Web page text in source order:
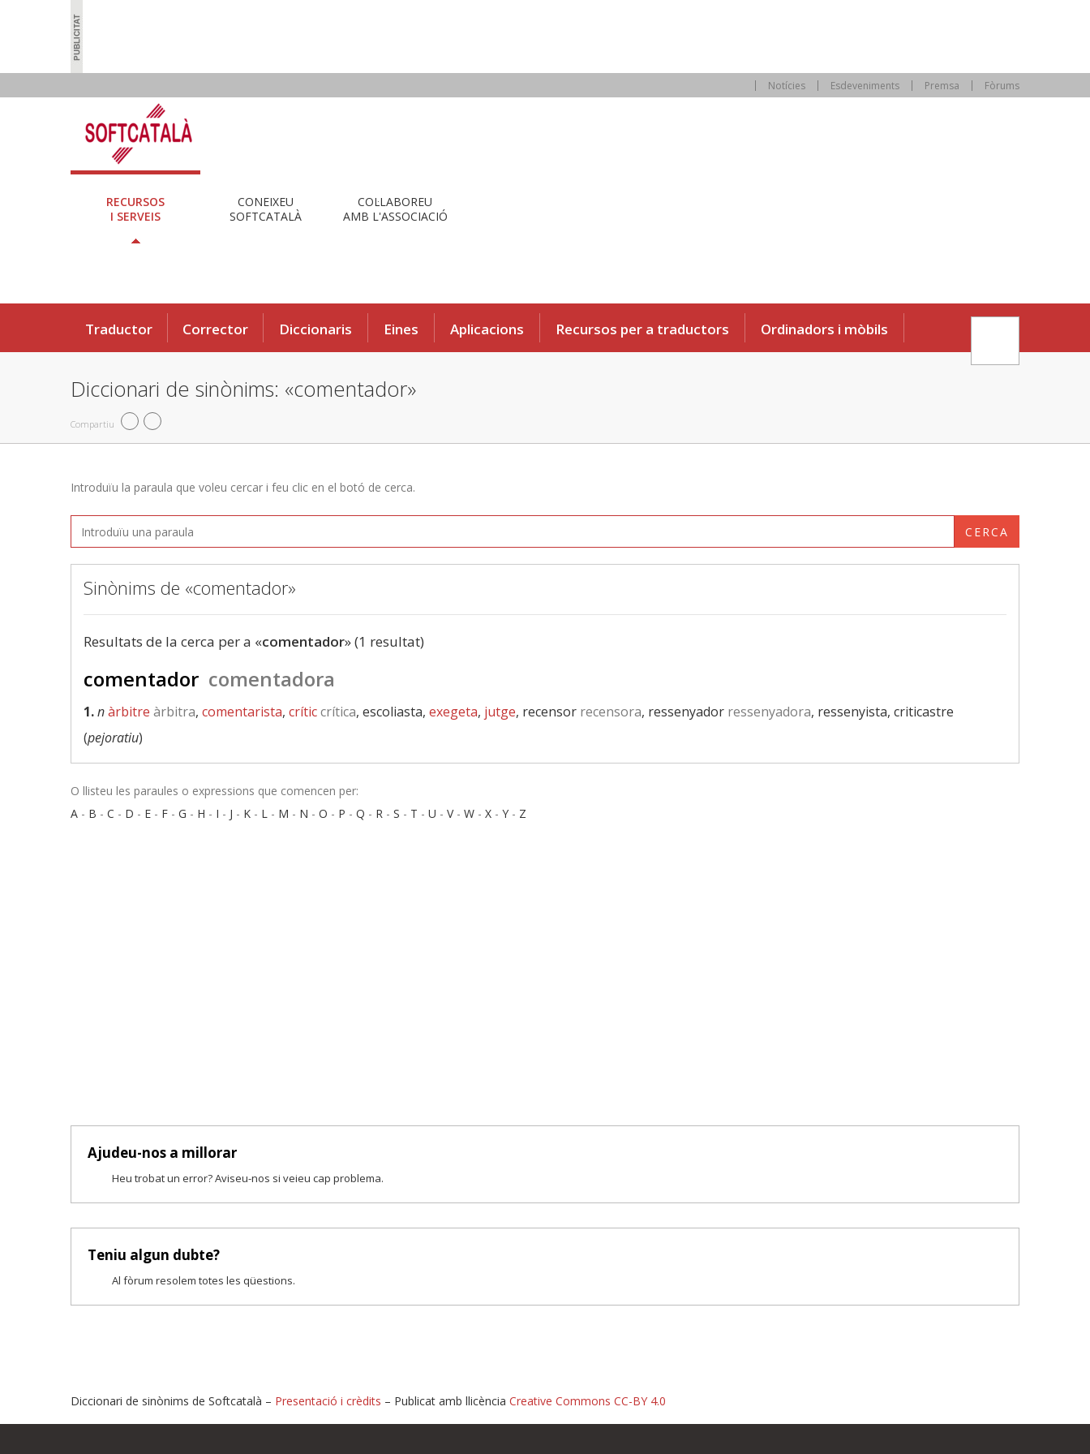
Notícies Esdeveniments Premsa Fòrums
RECURSOS
I SERVEIS
CONEIXEU
SOFTCATALÀ
COL·LABOREU
AMB L'ASSOCIACIÓ
Traductor Corrector Diccionaris Eines Aplicacions Recursos per a traductors Ordinadors i mòbils
Diccionari de sinònims: «comentador»
Compartiu
Introduïu la paraula que voleu cercar i feu clic en el botó de cerca.
CERCA
Sinònims de «comentador»
Resultats de la cerca per a «comentador» (1 resultat)
comentador comentadora
1.nàrbitre àrbitra, comentarista, críticcrítica, escoliasta, exegeta, jutge, recensor recensora, ressenyador ressenyadora, ressenyista, criticastre
(pejoratiu)
O llisteu les paraules o expressions que comencen per:
A - B - C - D - E - F - G - H - I - J - K - L - M - N - O - P - Q - R - S - T - U - V- W - X - Y - Z
Ajudeu-nos a millorar
Heu trobat un error? Aviseu-nos si veieu cap problema.
Teniu algun dubte?
Al fòrum resolem totes les qüestions.
Diccionari de sinònims de Softcatalà – Presentació i crèdits – Publicat amb llicència Creative Commons CC-BY 4.0